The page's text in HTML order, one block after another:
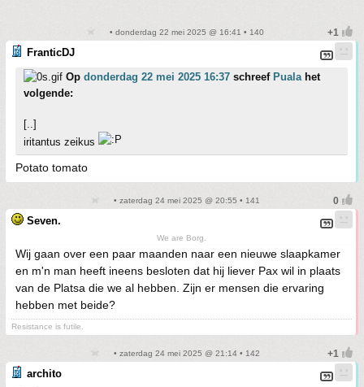
• donderdag 22 mei 2025 @ 16:41 • 140
FranticDJ
Op donderdag 22 mei 2025 16:37 schreef Pualahet
volgende:
[..]
iritantus zeikus
Potato tomato
• zaterdag 24 mei 2025 @ 20:55 • 141
Seven.
We are Borg.
Wij gaan over een paar maanden naar een nieuwe slaapkamer
en m'n man heeft ineens besloten dat hij liever Pax wil in plaats
van de Platsa die we al hebben. Zijn er mensen die ervaring
hebben met beide?
Resistance is futile.
• zaterdag 24 mei 2025 @ 21:14 • 142
archito